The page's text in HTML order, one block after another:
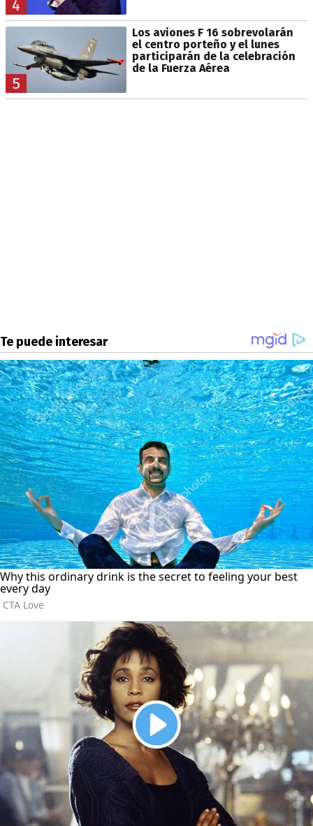
4
5
Los aviones F 16 sobrevolarán
el centro porteño y el lunes
participarán de la celebración
de la Fuerza Aérea